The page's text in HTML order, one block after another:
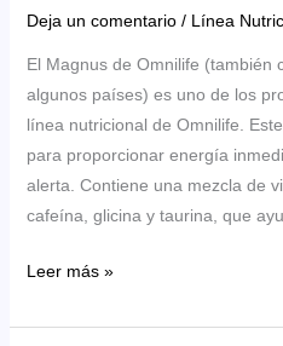
Aurora,
Illinois?
(Guía
Fácil)
Deja un comentario / Línea
El Magnus de Omnilife (también
algunos países) es uno de los
línea nutricional de Omnilife.
para proporcionar energía
alerta. Contiene una mezcla de
cafeína, glicina y taurina, que
Magnus:
Natural
Leer más »